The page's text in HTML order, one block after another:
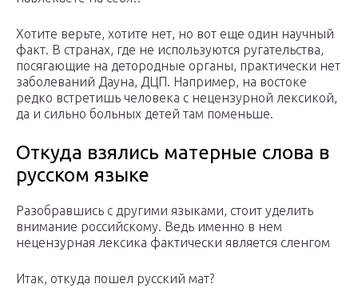
Хотите верьте, хотите нет, но вот еще один научный
факт. В странах, где не используются ругательства,
посягающие на детородные органы, практически нет
заболеваний Дауна, ДЦП. Например, на востоке
редко встретишь человека с нецензурной лексикой,
да и сильно больных детей там поменьше.
Откуда взялись матерные слова в
русском языке
Разобравшись с другими языками, стоит уделить
внимание российскому. Ведь именно в нем
нецензурная лексика фактически является сленгом
Итак, откуда пошел русский мат?